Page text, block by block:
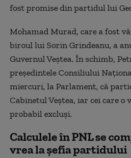
fost promise din partidul lui
Mohamad Murad, care a fost
biroul lui Sorin Grindeanu, a
Guvernul Veștea. În schimb,
preşedintele Consiliului
miercuri, la Parlament, că
Cabinetul Veștea, iar cei care o
probabil excluși.
Calculele în PNL se
vrea la șefia partidului